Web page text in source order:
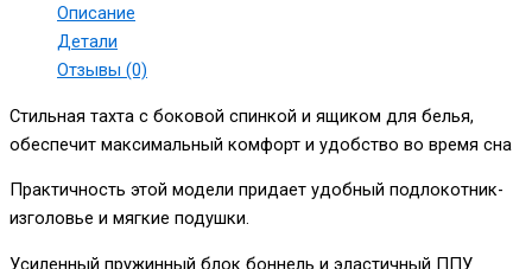
Описание
Детали
Отзывы (0)
Стильная тахта с боковой спинкой и ящиком для белья,
обеспечит максимальный комфорт и удобство во время сна
Практичность этой модели придает удобный подлокотник-
изголовье и мягкие подушки.
Усиленный пружинный блок боннель и эластичный ППУ